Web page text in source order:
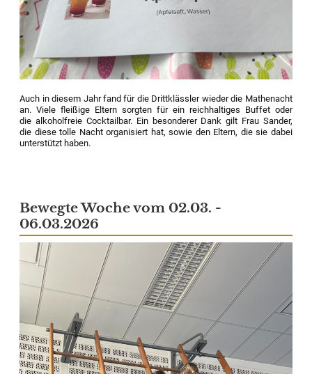
Auch in diesem Jahr fand für die Drittklässler wieder die Mathenacht
an. Viele fleißige Eltern sorgten für ein reichhaltiges Buffet oder
die alkoholfreie Cocktailbar. Ein besonderer Dank gilt Frau Sander,
die diese tolle Nacht organisiert hat, sowie den Eltern, die sie dabei
unterstützt haben.
Bewegte Woche vom 02.03. -
06.03.2026